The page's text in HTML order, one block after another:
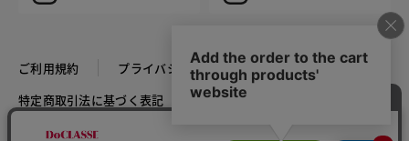
ご利用規約
プライバシーポリシー
特定商取引法に基づく表記
推奨環境
COPYRIGHT © DoCLASSE ALL RIGHTS RESERVED.